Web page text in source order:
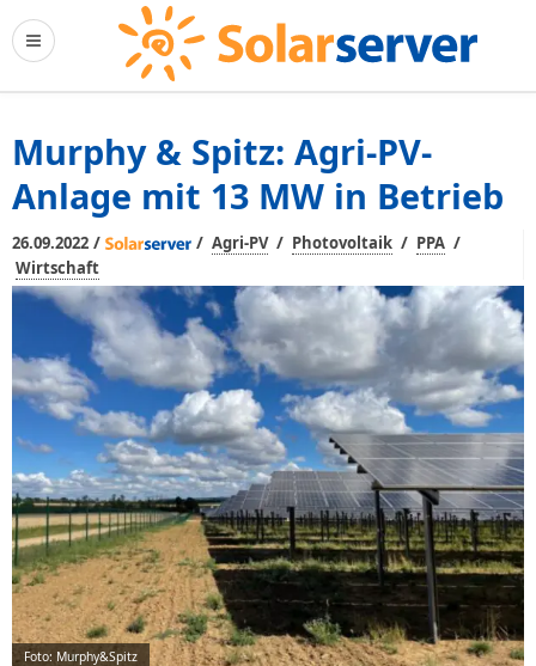
Murphy & Spitz: Agri-PV-
Anlage mit 13 MW in Betrieb
26.09.2022 / / Agri-PV / Photovoltaik / PPA /
Wirtschaft
Foto: Murphy&Spitz